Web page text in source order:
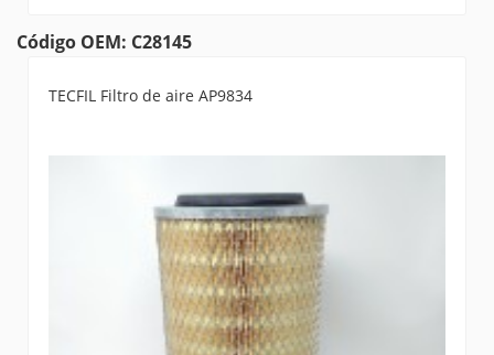
Código OEM: C28145
TECFIL Filtro de aire AP9834